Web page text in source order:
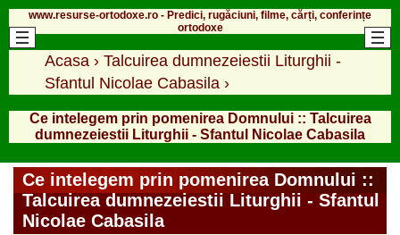
www.resurse-ortodoxe.ro - Predici, rugăciuni, filme, cărți, conferințe
ortodoxe
Acasa › Talcuirea dumnezeiestii Liturghii -
Sfantul Nicolae Cabasila ›
Ce intelegem prin pomenirea Domnului :: Talcuirea
dumnezeiestii Liturghii - Sfantul Nicolae Cabasila
Ce intelegem prin pomenirea Domnului ::
Talcuirea dumnezeiestii Liturghii - Sfantul
Nicolae Cabasila